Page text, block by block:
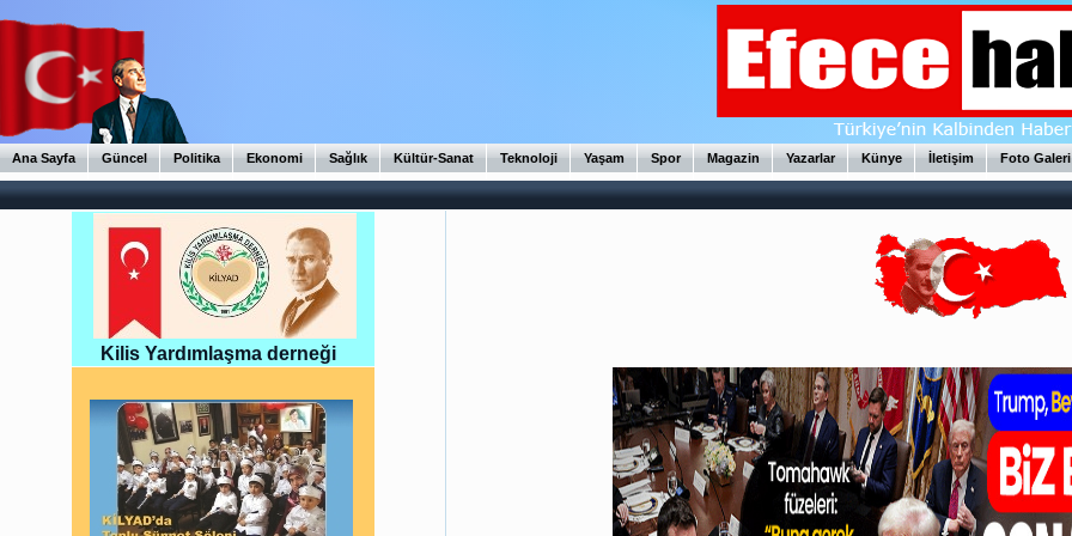
Ana Sayfa Güncel Politika Ekonomi Sağlık Kültür-Sanat Teknoloji Yaşam Spor Magazin Yazarlar Künye İletişim Foto Galeri
Kilis Yardımlaşma derneği